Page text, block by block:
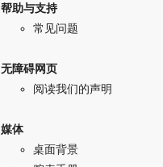
帮助与支持
常见问题
无障碍网页
阅读我们的声明
媒体
桌面背景